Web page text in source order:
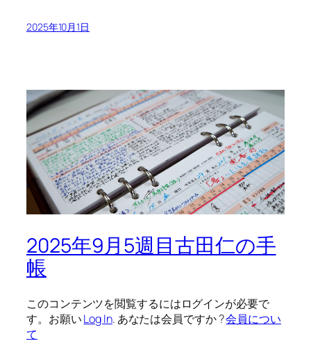
2025年10月1日
2025年9月5週目古田仁の手
帳
このコンテンツを閲覧するにはログインが必要で
す。お願いLog In. あなたは会員ですか ?会員につい
て